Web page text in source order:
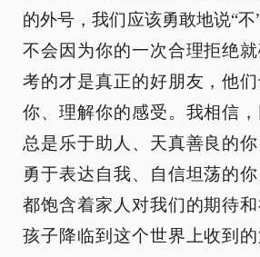
的外号，我们应该勇敢地说“不
不会因为你的一次合理拒绝
考的才是真正的好朋友，他
你、理解你的感受。我相信
总是乐于助人、天真善良的
勇于表达自我、自信坦荡的
都饱含着家人对我们的期待
孩子降临到这个世界上收到